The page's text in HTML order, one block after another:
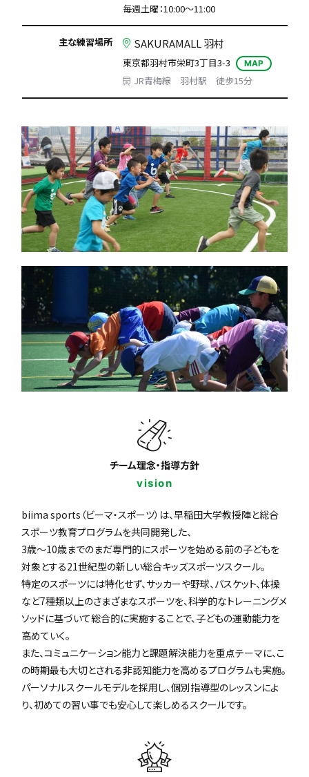
毎週土曜：10:00〜11:00
主な練習場所 SAKURAMALL 羽村
東京都羽村市栄町3丁目3-3 MAP
JR青梅線 羽村駅 徒歩15分
チーム理念・指導方針
vision
biima sports（ビーマ・スポーツ）は、早稲田大学教授陣と総合
スポーツ教育プログラムを共同開発した、
3歳〜10歳までのまだ専門的にスポーツを始める前の子どもを
対象とする21世紀型の新しい総合キッズスポーツスクール。
特定のスポーツには特化せず、サッカーや野球、バスケット、体操
など7種類以上のさまざまなスポーツを、科学的なトレーニングメ
ソッドに基づいて総合的に実施することで、子どもの運動能力を
高めていく。
また、コミュニケーション能力と課題解決能力を重点テーマに、こ
の時期最も大切とされる非認知能力を高めるプログラムも実施。
パーソナルスクールモデルを採用し、個別指導型のレッスンによ
り、初めての習い事でも安心して楽しめるスクールです。